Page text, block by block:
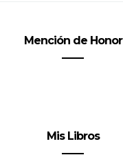
Mención de Honor
Mis Libros